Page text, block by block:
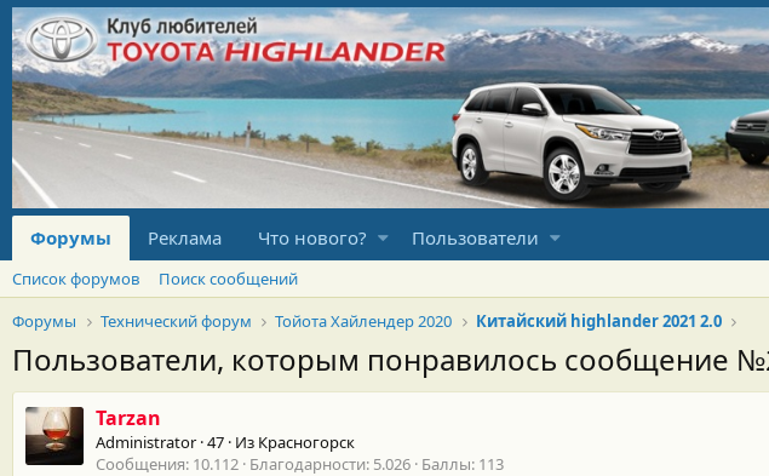
Форумы Реклама Что нового? Пользователи
Список форумов
Поиск сообщений
Форумы
Технический форум Тойота Хайлендер 2020 Китайский highlander 2021 2.0
Пользователи, которым понравилось сообщение
Tarzan
Administrator ·47 · Из Красногорск
Сообщения 10.112 Благодарности 5.026 Баллы 113